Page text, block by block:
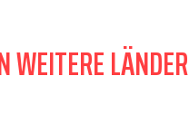
WEITERE LÄNDER